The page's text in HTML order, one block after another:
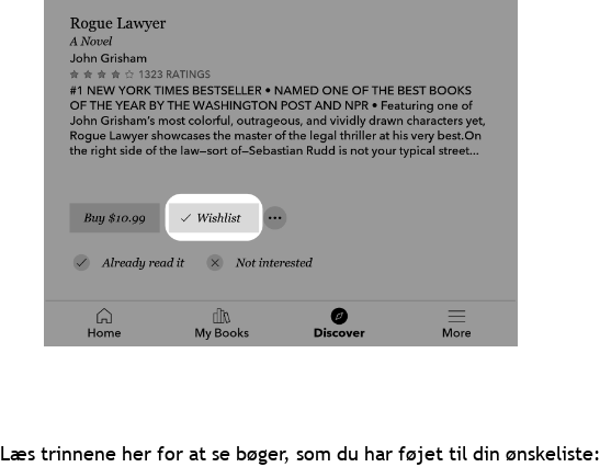
Læs trinnene her for at se bøger, som du har føjet til din ønskeliste: